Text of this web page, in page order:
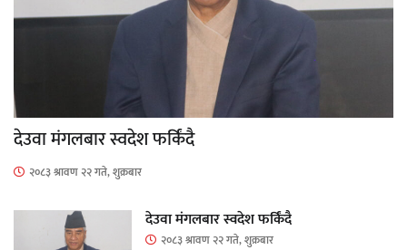
देउवा मंगलबार स्वदेश फर्किंदै
२०८३ श्रावण २२ गते, शुक्रबार
देउवा मंगलबार स्वदेश फर्किंदै
२०८३ श्रावण २२ गते, शुक्रबार